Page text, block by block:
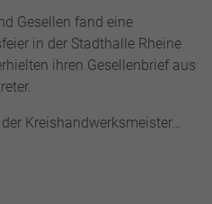
Gesellen fand eine
in der Stadthalle Rheine
ihren Gesellenbrief aus
Kreishandwerksmeister…